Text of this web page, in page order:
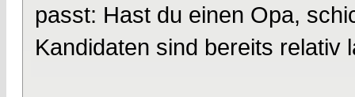
passt: Hast du einen Opa,
Kandidaten sind bereits relativ